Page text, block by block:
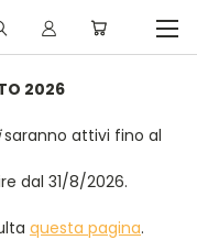
2026
saranno attivi fino al
dal 31/8/2026.
questa pagina.